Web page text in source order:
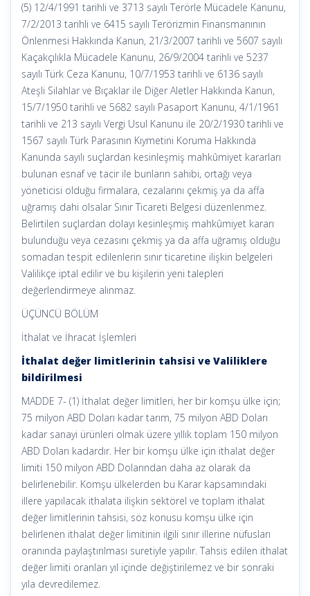
(5) 12/4/1991 tarihli ve 3713 sayılı Terörle Mücadele Kanunu,
7/2/2013 tarihli ve 6415 sayılı Terörizmin Finansmanının
Önlenmesi Hakkında Kanun, 21/3/2007 tarihli ve 5607 sayılı
Kaçakçılıkla Mücadele Kanunu, 26/9/2004 tarihli ve 5237
sayılı Türk Ceza Kanunu, 10/7/1953 tarihli ve 6136 sayılı
Ateşli Silahlar ve Bıçaklar ile Diğer Aletler Hakkında Kanun,
15/7/1950 tarihli ve 5682 sayılı Pasaport Kanunu, 4/1/1961
tarihli ve 213 sayılı Vergi Usul Kanunu ile 20/2/1930 tarihli ve
1567 sayılı Türk Parasının Kıymetini Koruma Hakkında
Kanunda sayılı suçlardan kesinleşmiş mahkûmiyet kararları
bulunan esnaf ve tacir ile bunların sahibi, ortağı veya
yöneticisi olduğu firmalara, cezalarını çekmiş ya da affa
uğramış dahi olsalar Sınır Ticareti Belgesi düzenlenmez.
Belirtilen suçlardan dolayı kesinleşmiş mahkûmiyet kararı
bulunduğu veya cezasını çekmiş ya da affa uğramış olduğu
somadan tespit edilenlerin sınır ticaretine ilişkin belgeleri
Valilikçe iptal edilir ve bu kişilerin yeni talepleri
değerlendirmeye alınmaz.
ÜÇÜNCÜ BÖLÜM
İthalat ve İhracat İşlemleri
İthalat değer limitlerinin tahsisi ve Valiliklere
bildirilmesi
MADDE 7- (1) İthalat değer limitleri, her bir komşu ülke için;
75 milyon ABD Doları kadar tarım, 75 milyon ABD Doları
kadar sanayi ürünleri olmak üzere yıllık toplam 150 milyon
ABD Doları kadardır. Her bir komşu ülke için ithalat değer
limiti 150 milyon ABD Dolarından daha az olarak da
belirlenebilir. Komşu ülkelerden bu Karar kapsamındaki
illere yapılacak ithalata ilişkin sektörel ve toplam ithalat
değer limitlerinin tahsisi, söz konusu komşu ülke için
belirlenen ithalat değer limitinin ilgili sınır illerine nüfusları
oranında paylaştırılması suretiyle yapılır. Tahsis edilen ithalat
değer limiti oranları yıl içinde değiştirilemez ve bir sonraki
yıla devredilemez.